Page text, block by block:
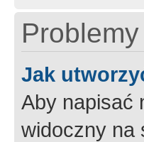
Jak
Aby napisać
widoczny na